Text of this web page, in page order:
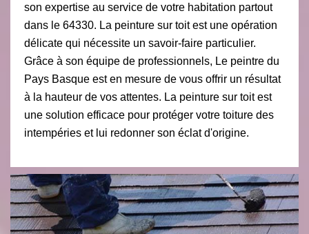
son expertise au service de votre habitation partout
dans le 64330. La peinture sur toit est une opération
délicate qui nécessite un savoir-faire particulier.
Grâce à son équipe de professionnels, Le peintre du
Pays Basque est en mesure de vous offrir un résultat
à la hauteur de vos attentes. La peinture sur toit est
une solution efficace pour protéger votre toiture des
intempéries et lui redonner son éclat d'origine.